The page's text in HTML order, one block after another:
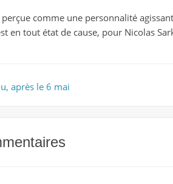
perçue comme une personnalité
en tout état de cause, pour Nicolas
après le 6 mai